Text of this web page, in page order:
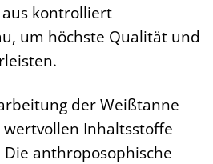
kontrolliert
um höchste Qualität und
der Weißtanne
Inhaltsstoffe
anthroposophische